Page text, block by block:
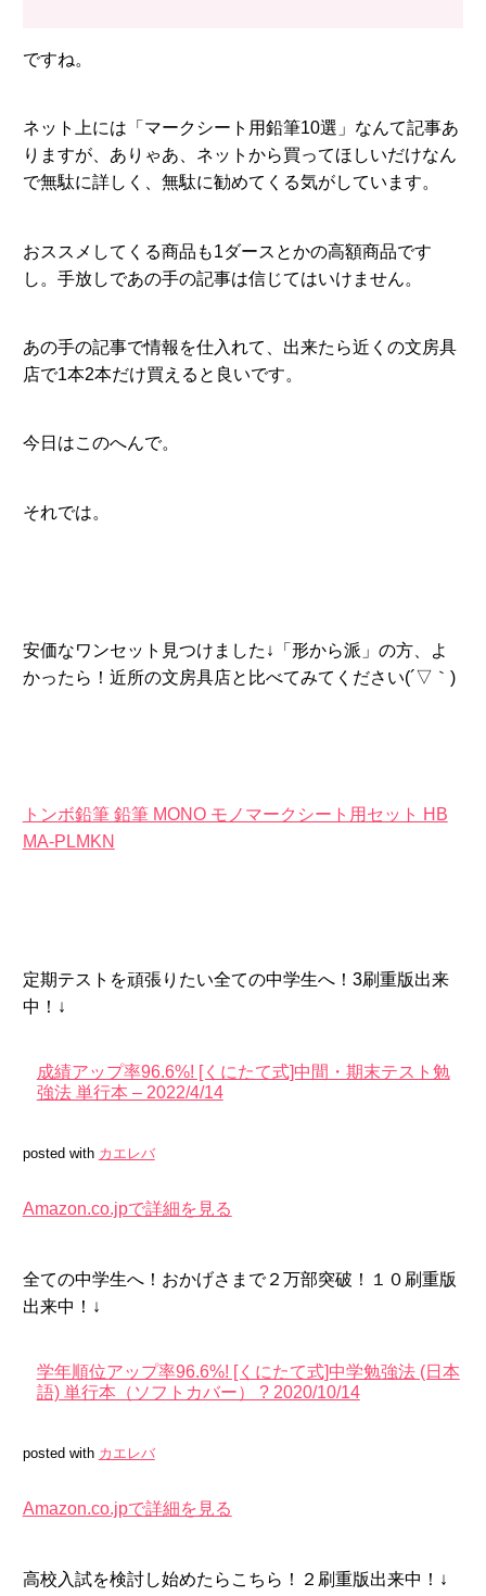
ですね。
ネット上には「マークシート用鉛筆10選」なんて記事あ
りますが、ありゃあ、ネットから買ってほしいだけなん
で無駄に詳しく、無駄に勧めてくる気がしています。
おススメしてくる商品も1ダースとかの高額商品です
し。手放しであの手の記事は信じてはいけません。
あの手の記事で情報を仕入れて、出来たら近くの文房具
店で1本2本だけ買えると良いです。
今日はこのへんで。
それでは。
安価なワンセット見つけました↓「形から派」の方、よ
かったら！近所の文房具店と比べてみてください(´▽｀)
トンボ鉛筆 鉛筆 MONO モノマークシート用セット HB
MA-PLMKN
定期テストを頑張りたい全ての中学生へ！3刷重版出来
中！↓
成績アップ率96.6%! [くにたて式]中間・期末テスト勉
強法 単行本 – 2022/4/14
posted with カエレバ
Amazon.co.jpで詳細を見る
全ての中学生へ！おかげさまで２万部突破！１０刷重版
出来中！↓
学年順位アップ率96.6%! [くにたて式]中学勉強法 (日本
語) 単行本（ソフトカバー） ? 2020/10/14
posted with カエレバ
Amazon.co.jpで詳細を見る
高校入試を検討し始めたらこちら！２刷重版出来中！↓